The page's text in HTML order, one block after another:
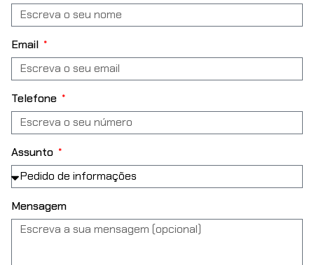
Email
Telefone
Assunto
Mensagem